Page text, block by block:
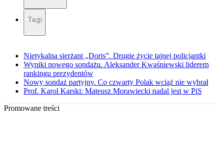
Tagi
Nietykalna sierżant „Doris”. Drugie życie tajnej policjantki
Wyniki nowego sondażu. Aleksander Kwaśniewski liderem
rankingu prezydentów
Nowy sondaż partyjny. Co czwarty Polak wciąż nie wybrał
Prof. Karol Karski: Mateusz Morawiecki nadal jest w PiS
Promowane treści